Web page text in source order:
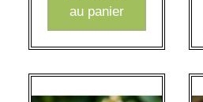
au panier